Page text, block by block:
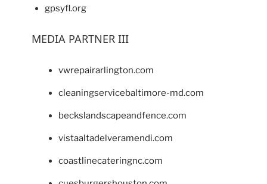
gpsyfl.org
MEDIA PARTNER III
vwrepairarlington.com
cleaningservicebaltimore-md.com
beckslandscapeandfence.com
vistaaltadelveramendi.com
coastlinecateringnc.com